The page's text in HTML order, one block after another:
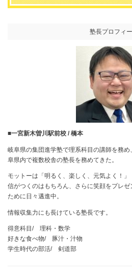
塾長プロフィ
■一宮新木曽川駅前校 / 橋本
岐阜県の集団進学塾で理系科目の講師を務
阜県内で複数校舎の塾長を務めてきた。
モットーは「明るく、楽しく、元気よく！
信がつくのはもちろん、さらに笑顔をプレ
ために日々邁進中。
情報収集力にも長けている塾長です。
得意科目/ 理科・数学
好きな食べ物/ 豚汁・汁物
学生時代の部活/ 剣道部